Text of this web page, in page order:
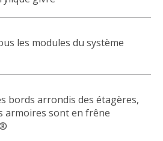
les modules du système
bords arrondis des étagères,
armoires sont en frêne